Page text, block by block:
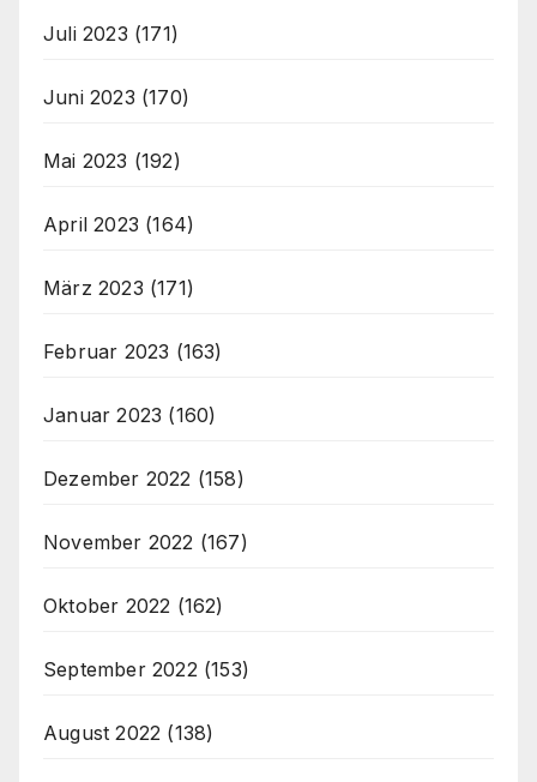
Juli 2023 (171)
Juni 2023 (170)
Mai 2023 (192)
April 2023 (164)
März 2023 (171)
Februar 2023 (163)
Januar 2023 (160)
Dezember 2022 (158)
November 2022 (167)
Oktober 2022 (162)
September 2022 (153)
August 2022 (138)